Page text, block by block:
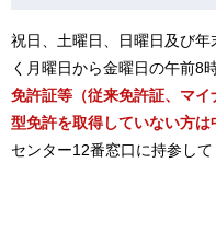
祝日、土曜日、日曜日及び
く月曜日から金曜日の午前8
免許証等（従来免許証、マ
型免許を取得していない方
センター12番窓口に持参して